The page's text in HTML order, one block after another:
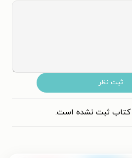
ثبت نظر
کتاب ثبت نشده است.